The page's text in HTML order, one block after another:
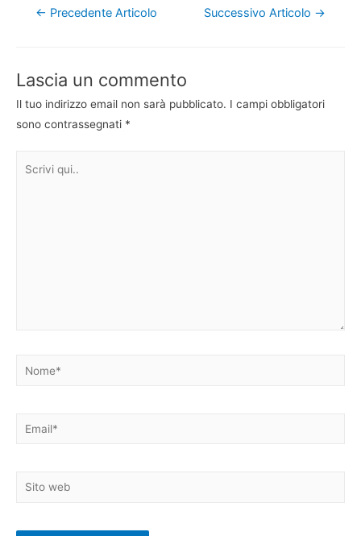
Navigazione
← Precedente Articolo Successivo Articolo →
Lascia un commento
Il tuo indirizzo email non sarà pubblicato. I campi obbligatori
sono contrassegnati *
Nome*
Email*
Sito